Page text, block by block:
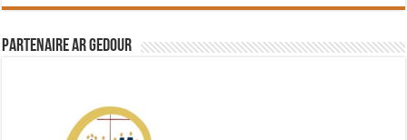
Partenaire Ar Gedour